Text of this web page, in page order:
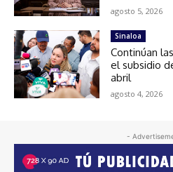
agosto 5, 2026
Sinaloa
Continúan
el subsidio
abril
agosto 4, 2026
-